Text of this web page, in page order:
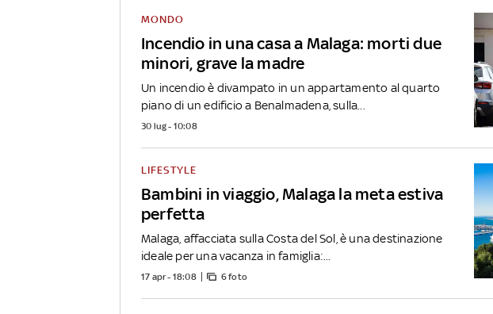
Incendio in una casa a Malaga: morti due
minori, grave la madre
MONDO
Un incendio è divampato in un appartamento al quarto
piano di un edificio a Benalmadena, sulla...
30 lug - 10:08
Bambini in viaggio, Malaga la meta estiva
perfetta
LIFESTYLE
Malaga, affacciata sulla Costa del Sol, è una destinazione
ideale per una vacanza in famiglia:...
17 apr - 18:08 6 foto